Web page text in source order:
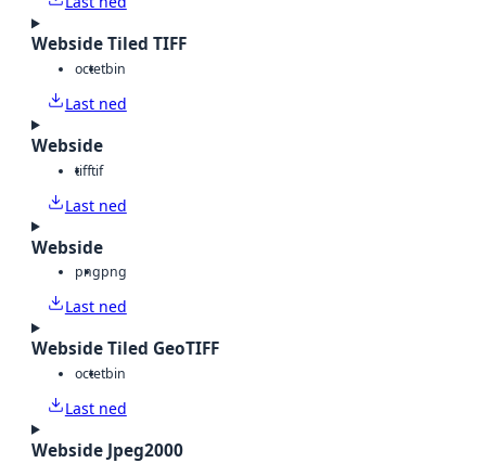
Webside Tiled TIFF
octetbin
Last ned
Webside
tifftif
Last ned
Webside
pngpng
Last ned
Webside Tiled GeoTIFF
octetbin
Last ned
Webside Jpeg2000